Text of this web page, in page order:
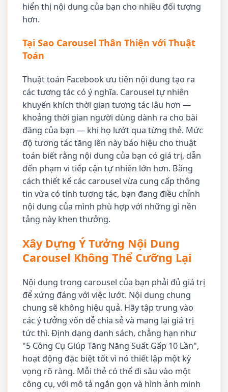
hiển thị nội dung của bạn cho nhiều đối tượng
hơn.
Tại Sao Carousel Thân Thiện với Thuật
Toán
Thuật toán Facebook ưu tiên nội dung tạo ra
các tương tác có ý nghĩa. Carousel tự nhiên
khuyến khích thời gian tương tác lâu hơn —
khoảng thời gian người dùng dành ra cho bài
đăng của bạn — khi họ lướt qua từng thẻ. Mức
độ tương tác tăng lên này báo hiệu cho thuật
toán biết rằng nội dung của bạn có giá trị, dẫn
đến phạm vi tiếp cận tự nhiên lớn hơn. Bằng
cách thiết kế các carousel vừa cung cấp thông
tin vừa có tính tương tác, bạn đang điều chỉnh
nội dung của mình phù hợp với những gì nền
tảng này khen thưởng.
Xây Dựng Ý Tưởng Nội Dung
Carousel Không Thể Cưỡng Lại
Nội dung trong carousel của bạn phải đủ giá trị
để xứng đáng với việc lướt. Nội dung chung
chung sẽ không hiệu quả. Hãy tập trung vào
các ý tưởng vốn dễ chia sẻ và mang lại giá trị
tức thì. Định dạng danh sách, chẳng hạn như
"5 Công Cụ Giúp Tăng Năng Suất Gấp 10 Lần",
hoạt động đặc biệt tốt vì nó thiết lập một kỳ
vọng rõ ràng. Mỗi thẻ có thể đi sâu vào một
công cụ, với mô tả ngắn gọn và hình ảnh minh